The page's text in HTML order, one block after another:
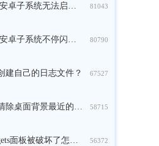
Win11 系统安卓子系统无法启动怎么办？ 81043
Win11 系统安卓子系统不停闪退怎么办？ 80790
建自己的日志文件？ 67527
Win11怎么清除桌面背景最近的图像历史记录？ 58715
Win11 Widgets面板被破坏了怎么办？ 56372